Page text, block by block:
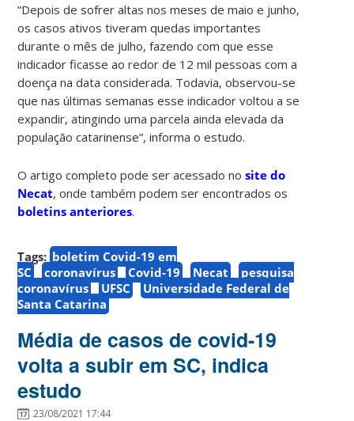
“Depois de sofrer altas nos meses de maio e junho,
os casos ativos tiveram quedas importantes
durante o mês de julho, fazendo com que esse
indicador ficasse ao redor de 12 mil pessoas com a
doença na data considerada. Todavia, observou-se
que nas últimas semanas esse indicador voltou a se
expandir, atingindo uma parcela ainda elevada da
população catarinense”, informa o estudo.
O artigo completo pode ser acessado nosite do
Necat, onde também podem ser encontrados os
boletins anteriores.
Tags: boletim Covid-19 em
SC
coronavírus Covid-19 Necat
pesquisa
coronavírus
UFSC
Universidade Federal de
Santa Catarina
Média de casos de covid-19
volta a subir em SC, indica
estudo
23/08/2021 17:44